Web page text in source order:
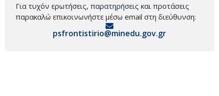
Για τυχόν ερωτήσεις, παρατηρήσεις και προτάσεις
παρακαλώ επικοινωνήστε μέσω email στη διεύθυνση:
psfrontistirio@minedu.gov.gr